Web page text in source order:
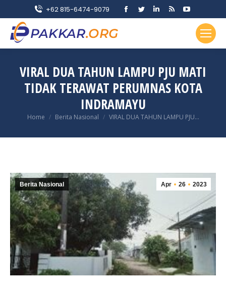
+62 815-6474-9079
Facebook
in
window
Twitter
in
window
Linkedin
in
window
Rss
opens
in
window
YouTube
page
opens
in
window
VIRAL DUA TAHUN LAMPU PJU MATI
TIDAK TERAWAT PERUMNAS KOTA
INDRAMAYU
You are here:
Home Berita Nasional VIRAL DUA TAHUN LAMPU PJU…
Apr 26 2023
Berita Nasional